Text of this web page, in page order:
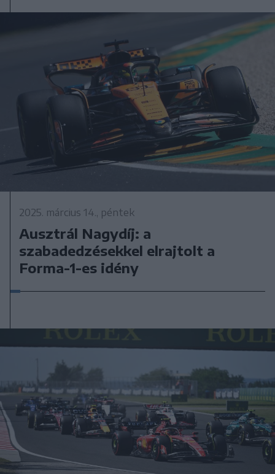
2025. március 14., péntek
Ausztrál Nagydíj: a
szabadedzésekkel elrajtolt a
Forma-1-es idény